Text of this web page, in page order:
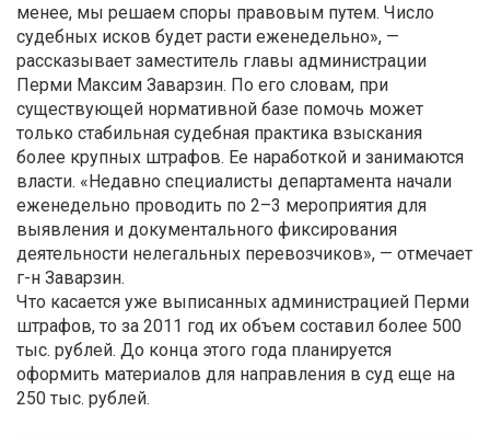
менее, мы решаем споры правовым путем. Число
судебных исков будет расти еженедельно», —
рассказывает заместитель главы администрации
Перми Максим Заварзин. По его словам, при
существующей нормативной базе помочь может
только стабильная судебная практика взыскания
более крупных штрафов. Ее наработкой и занимаются
власти. «Недавно специалисты департамента начали
еженедельно проводить по 2–3 мероприятия для
выявления и документального фиксирования
деятельности нелегальных перевозчиков», — отмечает
г-н Заварзин.
Что касается уже выписанных администрацией Перми
штрафов, то за 2011 год их объем составил более 500
тыс. рублей. До конца этого года планируется
оформить материалов для направления в суд еще на
250 тыс. рублей.